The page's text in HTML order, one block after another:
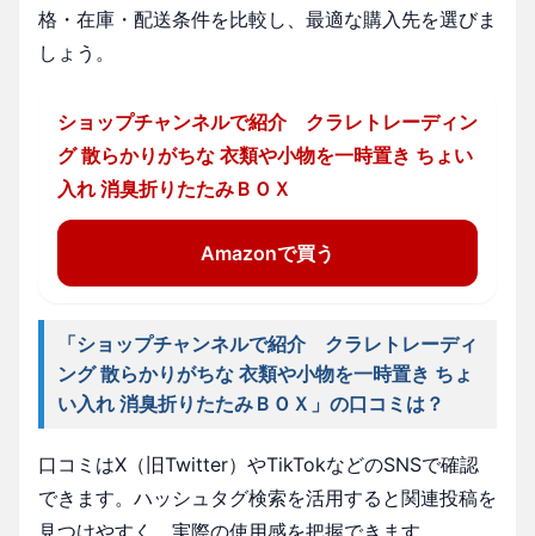
格・在庫・配送条件を比較し、最適な購入先を選びま
しょう。
ショップチャンネルで紹介 クラレトレーディン
グ 散らかりがちな 衣類や小物を一時置き ちょい
入れ 消臭折りたたみＢＯＸ
Amazonで買う
「ショップチャンネルで紹介 クラレトレーディ
ング 散らかりがちな 衣類や小物を一時置き ちょ
い入れ 消臭折りたたみＢＯＸ」の口コミは？
口コミはX（旧Twitter）やTikTokなどのSNSで確認
できます。ハッシュタグ検索を活用すると関連投稿を
見つけやすく、実際の使用感を把握できます。